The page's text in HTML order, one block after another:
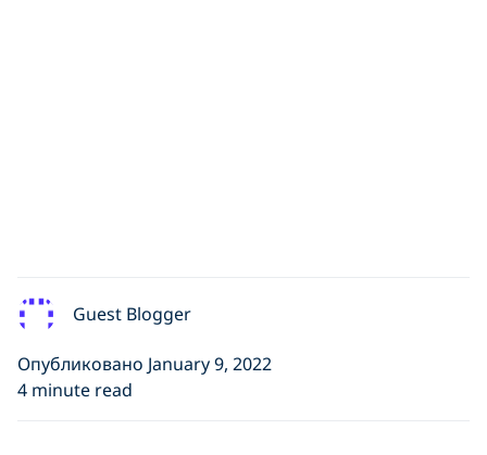
Guest Blogger
Опубликовано January 9, 2022
4 minute read